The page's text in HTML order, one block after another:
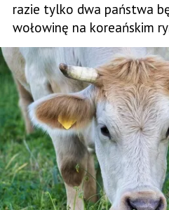
razie tylko dwa państwa
wołowinę na koreańskim